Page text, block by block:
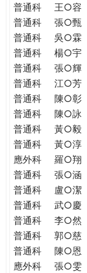
民。
WAGOR
TODAY
THE
WORLD
TOMORROW
PUTTING
YOU
ON
THE
PATH
普通科
王○容
普通科
張○甄
普通科
吳○霖
普通科
楊○宇
普通科
張○輝
普通科
江○芳
普通科
陳○彰
普通科
陳○詠
普通科
黃○毅
普通科
黃○淳
應外科
羅○翔
普通科
張○涵
普通科
盧○潔
普通科
武○慶
普通科
李○然
普通科
郭○慈
普通科
陳○恩
應外科
張○雯